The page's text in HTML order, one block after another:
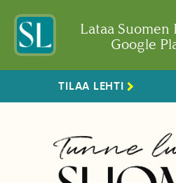
Lataa
Google
TILAA LEHTI